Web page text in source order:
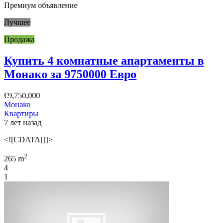
Премиум объявление
Лучшее
Продажа
Купить 4 комнатные апартаменты в
Монако за 9750000 Евро
€9,750,000
Монако
Квартиры
7 лет назад
<![CDATA[]]>
265 m2
4
1